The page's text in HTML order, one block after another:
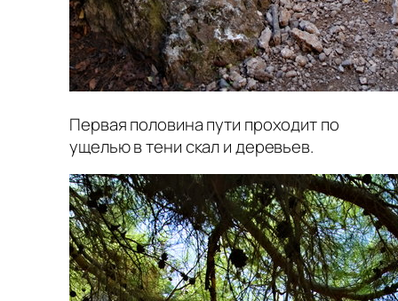
Первая половина пути проходит по
ущелью в тени скал и деревьев.